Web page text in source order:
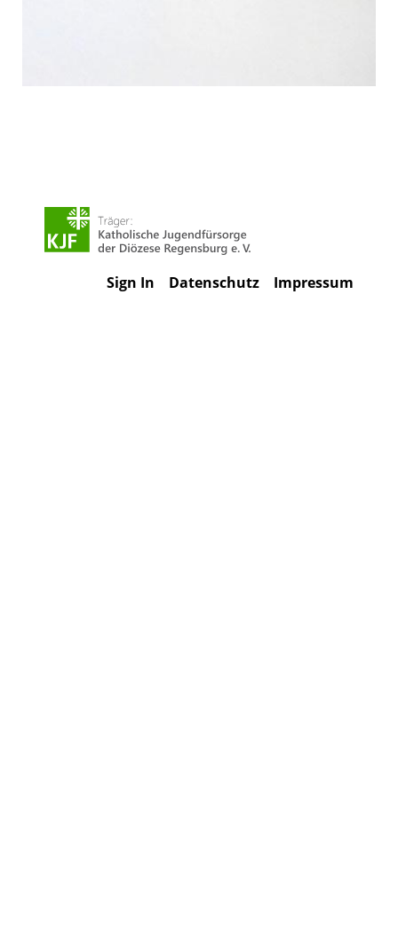
Impressum
Datenschutz
Sign In